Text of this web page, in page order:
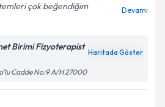
çok beğendiğim
Devamı
Birimi Fizyoterapist
Haritada Göster
Cadde No:9 A/H 27000